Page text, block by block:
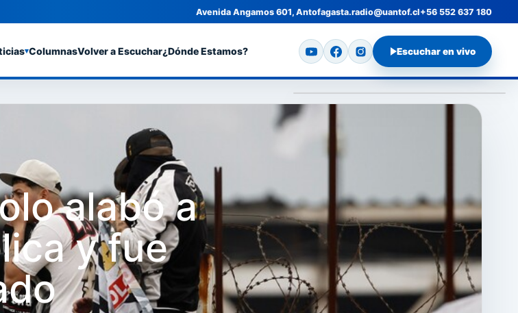
Avenida Angamos 601, Antofagasta.radio@uantof.cl+56 552 637 180
▾ColumnasVolver a Escuchar¿Dónde Estamos? Escuchar en vivo
alabó a
y fue